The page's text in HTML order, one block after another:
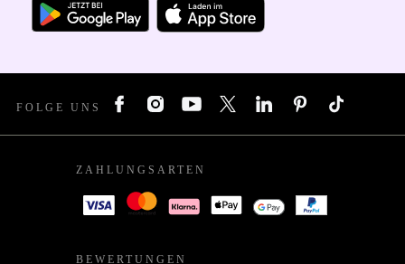
FOLGE UNS
ZAHLUNGSARTEN
BEWERTUNGEN